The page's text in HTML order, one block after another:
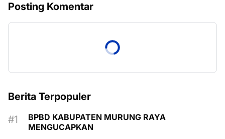
Posting Komentar
Berita Terpopuler
BPBD KABUPATEN MURUNG RAYA
MENGUCAPKAN